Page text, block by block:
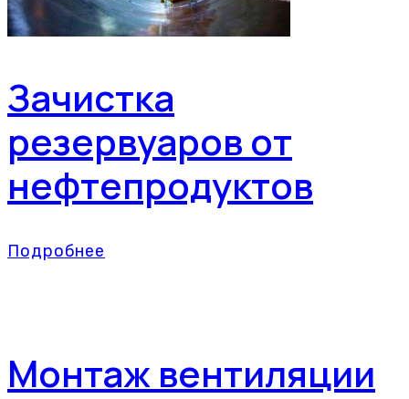
Зачистка
резервуаров от
нефтепродуктов
Подробнее
Монтаж вентиляции